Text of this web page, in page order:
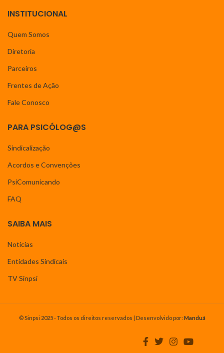
INSTITUCIONAL
Quem Somos
Diretoria
Parceiros
Frentes de Ação
Fale Conosco
PARA PSICÓLOG@S
Sindicalização
Acordos e Convenções
PsiComunicando
FAQ
SAIBA MAIS
Notícias
Entidades Sindicais
TV Sinpsi
© Sinpsi 2025 - Todos os direitos reservados | Desenvolvido por: Manduá